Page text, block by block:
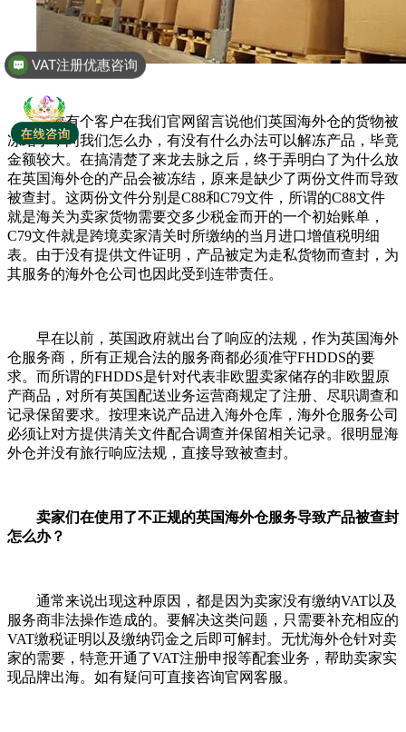
之前有个客户在我们官网留言说他们英国海外仓的货物被
冻结了，问我们怎么办，有没有什么办法可以解冻产品，毕竟
金额较大。在搞清楚了来龙去脉之后，终于弄明白了为什么放
在英国海外仓的产品会被冻结，原来是缺少了两份文件而导致
被查封。这两份文件分别是C88和C79文件，所谓的C88文件
就是海关为卖家货物需要交多少税金而开的一个初始账单，
C79文件就是跨境卖家清关时所缴纳的当月进口增值税明细
表。由于没有提供文件证明，产品被定为走私货物而查封，为
其服务的海外仓公司也因此受到连带责任。
早在以前，英国政府就出台了响应的法规，作为英国海外
仓服务商，所有正规合法的服务商都必须准守FHDDS的要
求。而所谓的FHDDS是针对代表非欧盟卖家储存的非欧盟原
产商品，对所有英国配送业务运营商规定了注册、尽职调查和
记录保留要求。按理来说产品进入海外仓库，海外仓服务公司
必须让对方提供清关文件配合调查并保留相关记录。很明显海
外仓并没有旅行响应法规，直接导致被查封。
卖家们在使用了不正规的英国海外仓服务导致产品被查封
怎么办？
通常来说出现这种原因，都是因为卖家没有缴纳VAT以及
服务商非法操作造成的。要解决这类问题，只需要补充相应的
VAT缴税证明以及缴纳罚金之后即可解封。无忧海外仓针对卖
家的需要，特意开通了VAT注册申报等配套业务，帮助卖家实
现品牌出海。如有疑问可直接咨询官网客服。
VAT注册优惠咨询
全球商标专利注册